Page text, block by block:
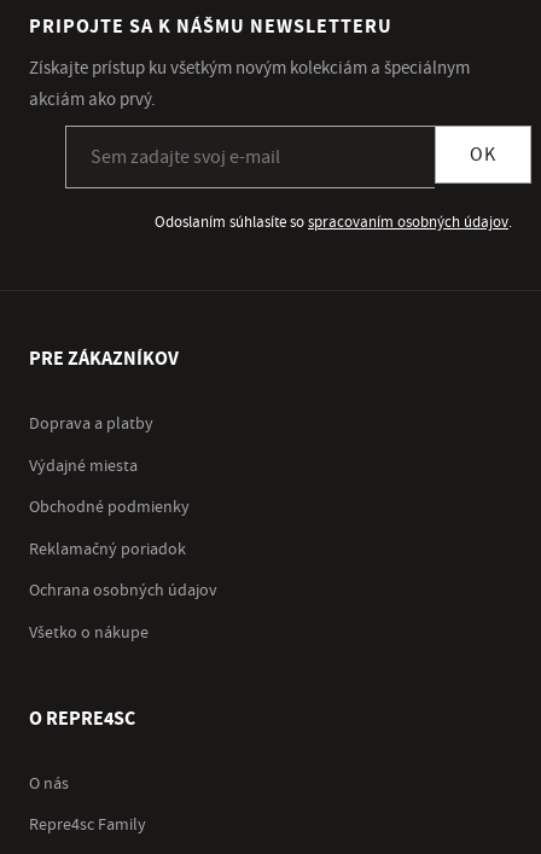
PRIPOJTE SA K NÁŠMU NEWSLETTERU
Získajte prístup ku všetkým novým kolekciám a špeciálnym
akciám ako prvý.
OK
Odoslaním súhlasíte sospracovaním osobných údajov.
PRE ZÁKAZNÍKOV
Doprava a platby
Výdajné miesta
Obchodné podmienky
Reklamačný poriadok
Ochrana osobných údajov
Všetko o nákupe
O REPRE4SC
O nás
Repre4sc Family